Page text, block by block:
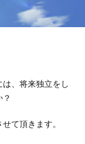
、将来独立をし
て頂きます。